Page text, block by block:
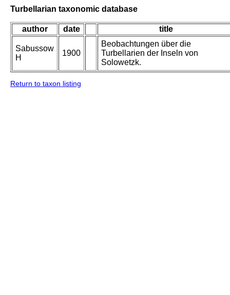
Turbellarian taxonomic database
author date title
Sabussow
H
1900
Beobachtungen über die
Turbellarien der Inseln von
Solowetzk.
Return to taxon listing